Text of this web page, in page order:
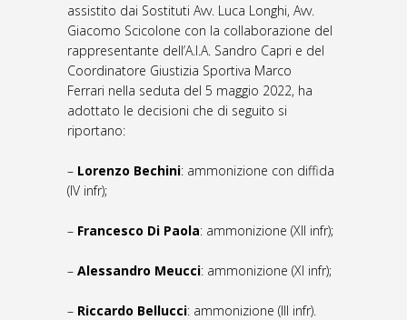
assistito dai Sostituti Avv. Luca Longhi, Avv.
Giacomo Scicolone con la collaborazione del
rappresentante dell’A.I.A. Sandro Capri e del
Coordinatore Giustizia Sportiva Marco
Ferrari nella seduta del 5 maggio 2022, ha
adottato le decisioni che di seguito si
riportano:
– Lorenzo Bechini: ammonizione con diffida
(IV infr);
– Francesco Di Paola: ammonizione (XII infr);
– Alessandro Meucci: ammonizione (XI infr);
– Riccardo Bellucci: ammonizione (III infr).